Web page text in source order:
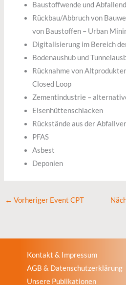
Baustoffwende und
Rückbau/Abbruch von
von Baustoffen – Urban
Digitalisierung im Bereich
Bodenaushub und
Rücknahme von
Closed Loop
Zementindustrie –
Eisenhüttenschlacken
Rückstände aus der
PFAS
Asbest
Deponien
← Vorheriger Event CPT
Kontakt & Impressum
AGB & Datenschutzerklärung
Unsere Publikationen